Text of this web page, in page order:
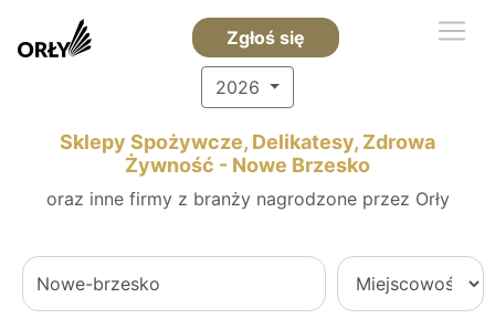
Zgłoś się
2026
Sklepy Spożywcze, Delikatesy, Zdrowa
Żywność - Nowe Brzesko
oraz inne firmy z branży nagrodzone przez Orły